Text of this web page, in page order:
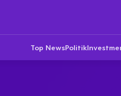
Top NewsPolitik